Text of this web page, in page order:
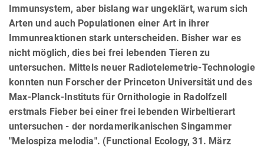
Immunsystem, aber bislang war ungeklärt, warum sich
Arten und auch Populationen einer Art in ihrer
Immunreaktionen stark unterscheiden. Bisher war es
nicht möglich, dies bei frei lebenden Tieren zu
untersuchen. Mittels neuer Radiotelemetrie-Technologie
konnten nun Forscher der Princeton Universität und des
Max-Planck-Instituts für Ornithologie in Radolfzell
erstmals Fieber bei einer frei lebenden Wirbeltierart
untersuchen - der nordamerikanischen Singammer
"Melospiza melodia". (Functional Ecology, 31. März